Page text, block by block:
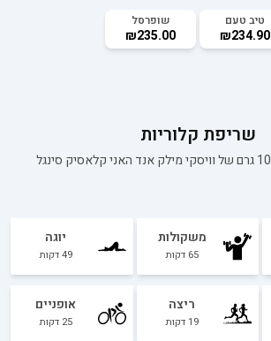
טיב טעם
₪234.90
שופרסל
₪235.00
שריפת קלוריות
וויסקי מילק אנד האני קלאסיק סינגל
משקולות
65 דקות
יוגה
49דקות
ריצה
19 דקות
אופניים
25 דקות